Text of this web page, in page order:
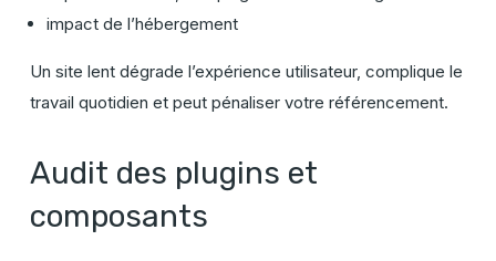
impact de l’hébergement
Un site lent dégrade l’expérience utilisateur, complique le
travail quotidien et peut pénaliser votre référencement.
Audit des plugins et
composants